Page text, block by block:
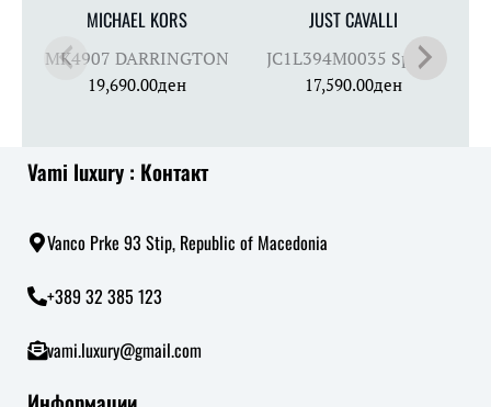
MICHAEL KORS
MK4907 DARRINGTON
19,690.00ден
JUST CAVALLI
JC1L394M0035 Splora
17,590.00ден
Vami luxury : Контакт
Vanco Prke 93 Stip, Republic of Macedonia
+389 32 385 123
vami.luxury@gmail.com